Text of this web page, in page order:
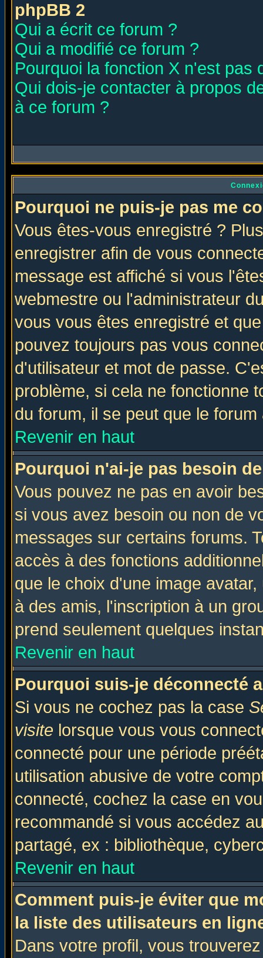
phpBB 2
Qui a écrit ce forum ?
Qui a modifié ce forum ?
Pourquoi la fonction X n'est pas
Qui dois-je contacter à propos
à ce forum ?
Pourquoi ne puis-je pas me
Vous êtes-vous enregistré ?
enregistrer afin de vous
message est affiché si vous
webmestre ou l'administrateur
vous vous êtes enregistré et
pouvez toujours pas vous
d'utilisateur et mot de passe.
problème, si cela ne fonctionne
du forum, il se peut que le
Revenir en haut
Pourquoi n'ai-je pas besoin
Vous pouvez ne pas en avoir
si vous avez besoin ou non de
messages sur certains forums.
accès à des fonctions
que le choix d'une image
à des amis, l'inscription à un
prend seulement quelques
Revenir en haut
Pourquoi suis-je déconnecté
Si vous ne cochez pas la case
visite lorsque vous vous
connecté pour une période
utilisation abusive de votre
connecté, cochez la case en
recommandé si vous accédez
partagé, ex : bibliothèque,
Revenir en haut
Comment puis-je éviter que
la liste des utilisateurs en
Dans votre profil, vous